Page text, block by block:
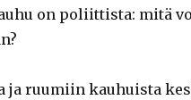
on poliittista: mitä
ja ruumiin kauhuista